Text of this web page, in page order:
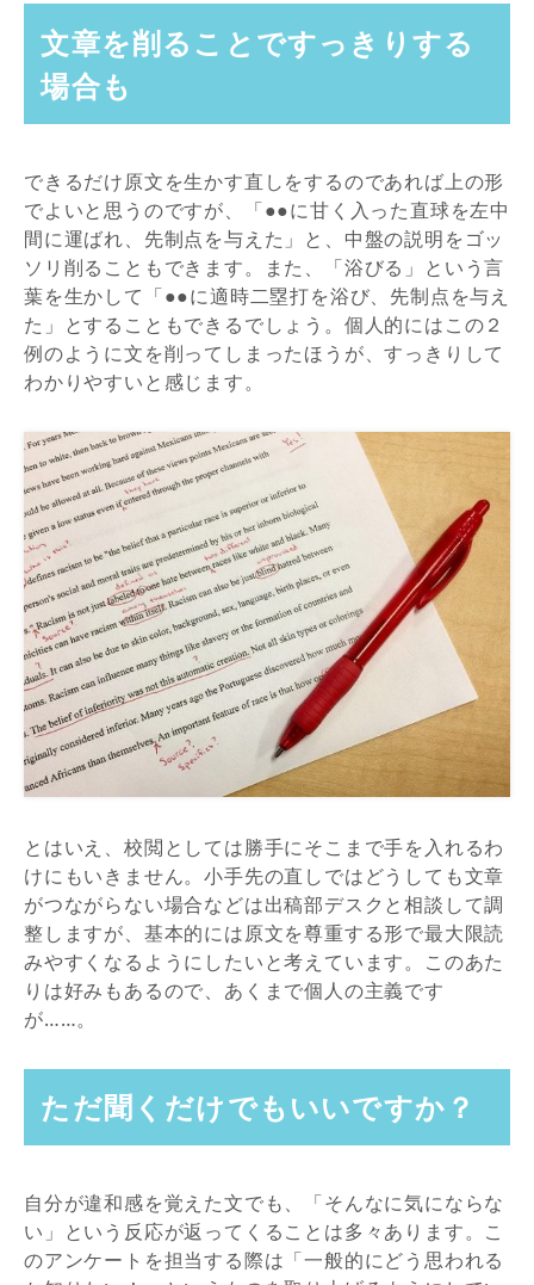
文章を削ることですっきりする
場合も
できるだけ原文を生かす直しをするのであれば上の形
でよいと思うのですが、「●●に甘く入った直球を左中
間に運ばれ、先制点を与えた」と、中盤の説明をゴッ
ソリ削ることもできます。また、「浴びる」という言
葉を生かして「●●に適時二塁打を浴び、先制点を与え
た」とすることもできるでしょう。個人的にはこの２
例のように文を削ってしまったほうが、すっきりして
わかりやすいと感じます。
とはいえ、校閲としては勝手にそこまで手を入れるわ
けにもいきません。小手先の直しではどうしても文章
がつながらない場合などは出稿部デスクと相談して調
整しますが、基本的には原文を尊重する形で最大限読
みやすくなるようにしたいと考えています。このあた
りは好みもあるので、あくまで個人の主義です
が……。
ただ聞くだけでもいいですか？
自分が違和感を覚えた文でも、「そんなに気にならな
い」という反応が返ってくることは多々あります。こ
のアンケートを担当する際は「一般的にどう思われる